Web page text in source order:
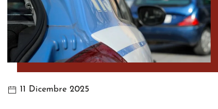
11 Dicembre 2025